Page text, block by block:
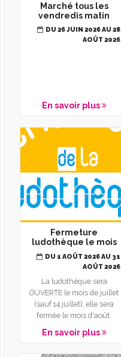
Marché tous les
vendredis matin
DU 26 JUIN 2026 AU 28
AOÛT 2026
En savoir plus
Fermeture
ludothèque le mois
d'août
DU 1 AOÛT 2026 AU 31
AOÛT 2026
La ludothèque sera
OUVERTE le mois de juillet
(sauf 14 juillet), elle sera
fermée le mois d'août.
En savoir plus